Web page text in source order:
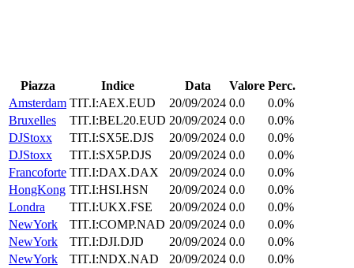
Piazza Indice Data Valore Perc.
Amsterdam TIT.I:AEX.EUD 20/09/2024 0.0
0.0%
Bruxelles
TIT.I:BEL20.EUD 20/09/2024 0.0
0.0%
DJStoxx
TIT.I:SX5E.DJS 20/09/2024 0.0
0.0%
DJStoxx
TIT.I:SX5P.DJS 20/09/2024 0.0
0.0%
Francoforte TIT.I:DAX.DAX 20/09/2024 0.0
0.0%
HongKong TIT.I:HSI.HSN 20/09/2024 0.0
0.0%
Londra
TIT.I:UKX.FSE 20/09/2024 0.0
0.0%
NewYork
TIT.I:COMP.NAD 20/09/2024 0.0
0.0%
NewYork
TIT.I:DJI.DJD 20/09/2024 0.0
0.0%
NewYork
TIT.I:NDX.NAD 20/09/2024 0.0
0.0%